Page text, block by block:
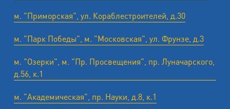
м. "Приморская", ул. Кораблестроителей, д.30
м. "Парк Победы", м. "Московская", ул. Фрунзе, д.3
м. "Озерки", м. "Пр. Просвещения", пр. Луначарского,
д.56, к.1
м. "Академическая", пр. Науки, д.8, к.1